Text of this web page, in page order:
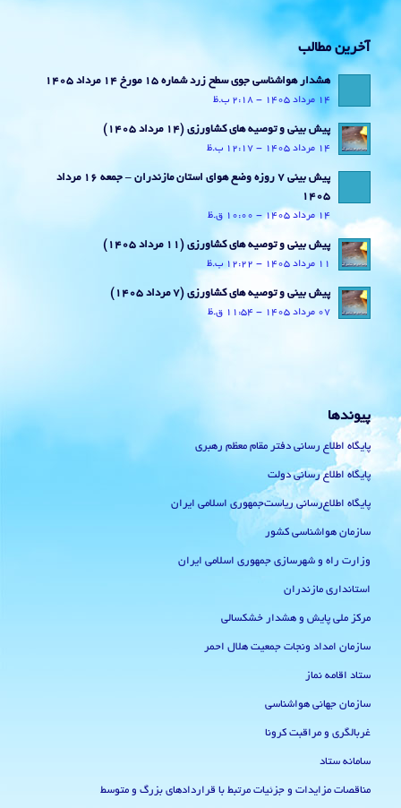
آخرین مطالب
هشدار هواشناسی جوی سطح زرد شماره 15 مورخ 14 مرداد 1405
14 مرداد 1405 - 2:18 ب.ظ
پیش بینی و توصیه های کشاورزی (14 مرداد ۱۴۰۵)
14 مرداد 1405 - 12:17 ب.ظ
پیش بینی 7 روزه وضع هوای استان مازندران – جمعه 16 مرداد
1405
14 مرداد 1405 - 10:00 ق.ظ
پیش بینی و توصیه های کشاورزی (11 مرداد ۱۴۰۵)
11 مرداد 1405 - 12:22 ب.ظ
پیش بینی و توصیه های کشاورزی (7 مرداد ۱۴۰۵)
07 مرداد 1405 - 11:54 ق.ظ
پیوندها
پایگاه اطلاع رسانی دفتر مقام معظم رهبری
پایگاه اطلاع رسانی دولت
پایگاه اطلاع‌رسانی ریاست‌جمهوری اسلامی ایران
سازمان هواشناسی کشور
وزارت راه و شهرسازی جمهوری اسلامی ایران
استانداری مازندران
مرکز ملی پایش و هشدار خشکسالی
سازمان امداد ونجات جمعیت هلال احمر
ستاد اقامه نماز
سازمان جهانی هواشناسی
غربالگری و مراقبت کرونا
سامانه ستاد
مناقصات مزایدات و جزئیات مرتبط با قراردادهای بزرگ و متوسط